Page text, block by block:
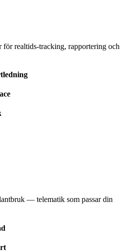
för realtids-tracking, rapportering och
— telematik som passar din